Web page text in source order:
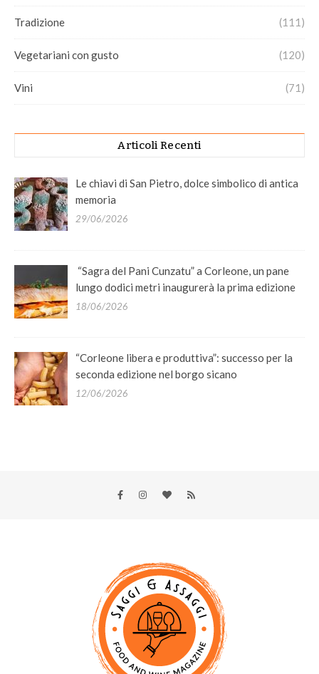
Tradizione (111)
Vegetariani con gusto (120)
Vini (71)
Articoli Recenti
Le chiavi di San Pietro, dolce simbolico di antica
memoria
29/06/2026
“Sagra del Pani Cunzatu” a Corleone, un pane
lungo dodici metri inaugurerà la prima edizione
18/06/2026
“Corleone libera e produttiva”: successo per la
seconda edizione nel borgo sicano
12/06/2026